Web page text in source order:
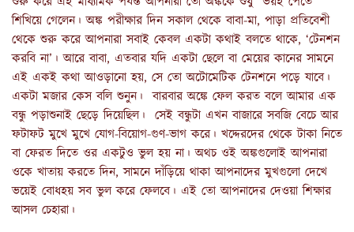
শিখিয়ে গেলেন। অঙ্ক পরীক্ষার দিন সকাল থেকে বাবা-মা, পাড়া প্রতিবেশী
থেকে শুরু করে আপনারা সবাই কেবল একটা কথাই বলতে থাকে, ‘টেনশন
করবি না’। আরে বাবা, এতবার যদি একটা ছেলে বা মেয়ের কানের সামনে
এই একই কথা আওড়ানো হয়, সে তো অটোমেটিক টেনশনে পড়ে যাবে।
একটা মজার কেস বলি শুনুন। বারবার অঙ্কে ফেল করত বলে আমার এক
বন্ধু পড়াশুনাই ছেড়ে দিয়েছিল। সেই বন্ধুটা এখন বাজারে সবজি বেচে আর
ফটাফট মুখে মুখে যোগ-বিয়োগ-গুণ-ভাগ করে। খদ্দেরদের থেকে টাকা নিতে
বা ফেরত দিতে ওর একটুও ভুল হয় না। অথচ ওই অঙ্কগুলোই আপনারা
ওকে খাতায় করতে দিন, সামনে দাঁড়িয়ে থাকা আপনাদের মুখগুলো দেখে
ভয়েই বোধহয় সব ভুল করে ফেলবে। এই তো আপনাদের দেওয়া শিক্ষার
আসল চেহারা।